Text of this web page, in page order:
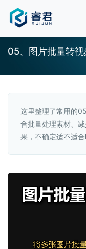
05、图片批量转
这里整理了常用的
合批量处理素材、
果，不确定适不适合